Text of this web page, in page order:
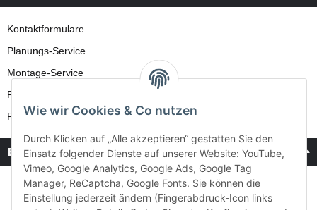
Kontaktformulare
Planungs-Service
Montage-Service
Reparatur-Service
Retouren-Service
Bezahlung & Versand
Wie wir Cookies & Co nutzen
Durch Klicken auf „Alle akzeptieren“ gestatten Sie den
Einsatz folgender Dienste auf unserer Website: YouTube,
Vimeo, Google Analytics, Google Ads, Google Tag
Manager, ReCaptcha, Google Fonts. Sie können die
Einstellung jederzeit ändern (Fingerabdruck-Icon links